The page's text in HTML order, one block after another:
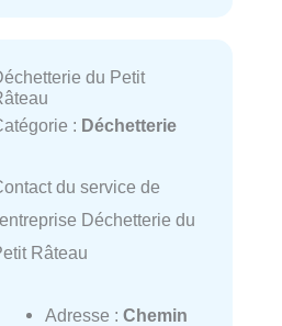
du Petit
: Déchetterie
du service de
Déchetterie du
Râteau
Adresse : Chemin